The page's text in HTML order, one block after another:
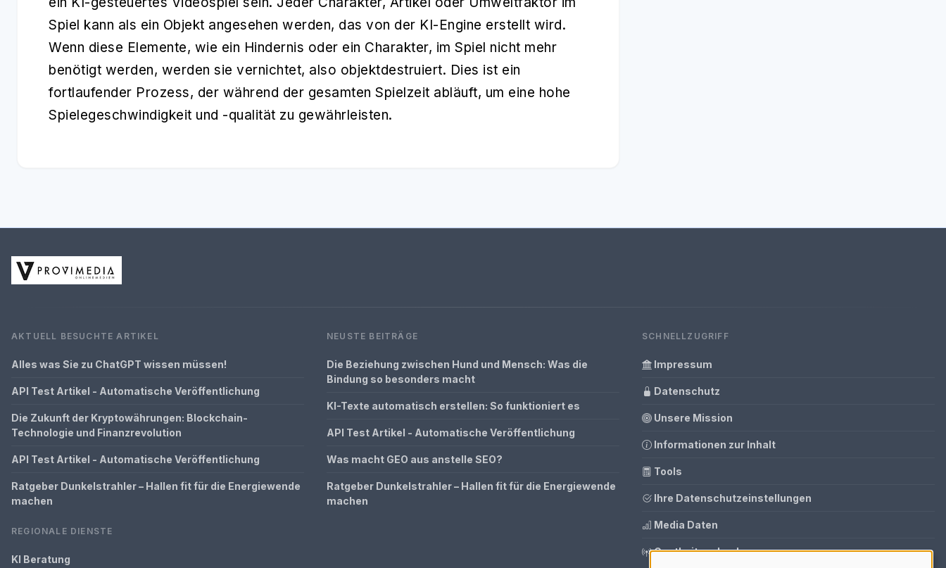
Spiel kann als ein Objekt angesehen werden, das von der KI-Engine erstellt wird.
Wenn diese Elemente, wie ein Hindernis oder ein Charakter, im Spiel nicht mehr
benötigt werden, werden sie vernichtet, also objektdestruiert. Dies ist ein
fortlaufender Prozess, der während der gesamten Spielzeit abläuft, um eine hohe
Spielegeschwindigkeit und -qualität zu gewährleisten.
AKTUELL BESUCHTE ARTIKEL
Alles was Sie zu ChatGPT wissen müssen!
API Test Artikel - Automatische Veröffentlichung
Die Zukunft der Kryptowährungen: Blockchain-
Technologie und Finanzrevolution
API Test Artikel - Automatische Veröffentlichung
Ratgeber Dunkelstrahler – Hallen fit für die Energiewende
machen
REGIONALE DIENSTE
KI Beratung
NEUSTE BEITRÄGE
Die Beziehung zwischen Hund und Mensch: Was die
Bindung so besonders macht
KI-Texte automatisch erstellen: So funktioniert es
API Test Artikel - Automatische Veröffentlichung
Was macht GEO aus anstelle SEO?
Ratgeber Dunkelstrahler – Hallen fit für die Energiewende
machen
SCHNELLZUGRIFF
Impressum
Datenschutz
Unsere Mission
Informationen zur Inhalt
Tools
Ihre Datenschutzeinstellungen
Media Daten
Gastbeitrag buchen